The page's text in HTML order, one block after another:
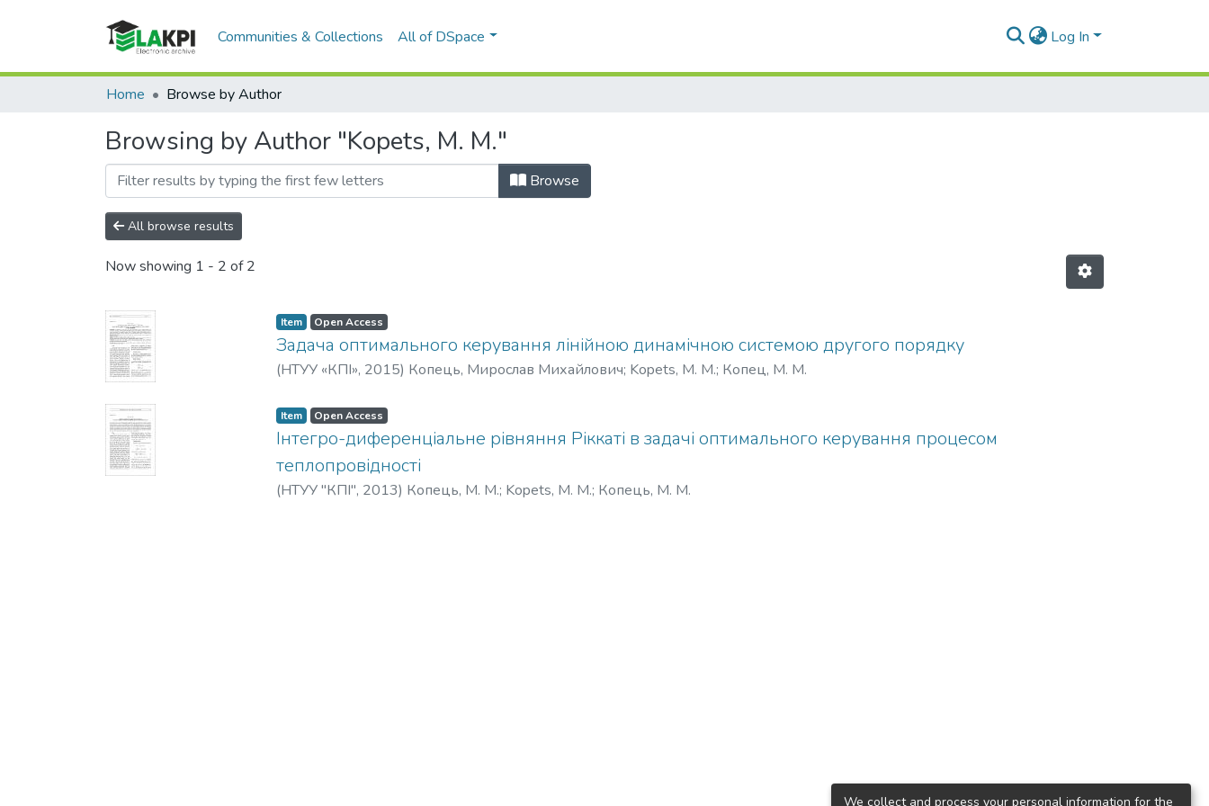
Communities & Collections All of DSpace Log In
Home Browse by Author
Browsing by Author "Kopets, M. M."
Browse
All browse results
Now showing 1 - 2 of 2
Item Open Access
Задача оптимального керування лінійною динамічною системою другого порядку
(НТУУ «КПІ», 2015) Копець, Мирослав Михайлович; Kopets, M. M.; Копец, М. М.
Item Open Access
Інтегро-диференціальне рівняння Ріккаті в задачі оптимального керування процесом
теплопровідності
(НТУУ "КПІ", 2013) Копець, М. М.; Kopets, M. M.; Копець, М. М.
We collect and process your personal information for the